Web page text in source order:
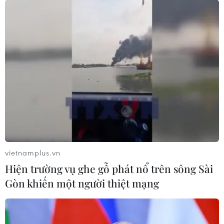
Phó Chủ tịch nước Võ Thị Ánh Xuân tiếp
Công chúa Thái Lan Maha Chakri
Phó Chủ tịch nước và Công chúa nhất trí tiếp tục quan
tâm, ủng hộ hợp tác nhiều mặt giữa Việt Nam và Thái
Lan, hướng tới việc nâng cấp quan hệ hai nước lên tầm
cao mới.
vietnamplus.vn
Hiện trường vụ ghe gỗ phát nổ trên sông Sài
Gòn khiến một người thiệt mạng